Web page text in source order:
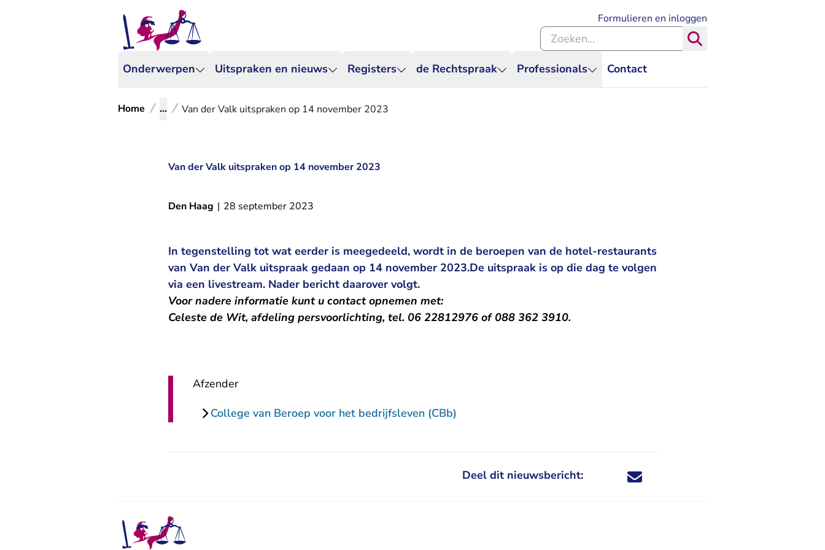
Onderwerpen Uitspraken en nieuws Registers de Rechtspraak Professionals Contact
Formulieren en inloggen
Zoeken binnen de Rechtspraak
Home ... Van der Valk uitspraken op 14 november 2023
Van der Valk uitspraken op 14 november 2023
Den Haag | 28 september 2023
In tegenstelling tot wat eerder is meegedeeld, wordt in de beroepen van de hotel-restaurants
van Van der Valk uitspraak gedaan op 14 november 2023.De uitspraak is op die dag te volgen
via een livestream. Nader bericht daarover volgt.
Voor nadere informatie kunt u contact opnemen met:
Celeste de Wit, afdeling persvoorlichting, tel. 06 22812976 of 088 362 3910.
Afzender
College van Beroep voor het bedrijfsleven (CBb)
Deel dit nieuwsbericht: Deel dit nieuwsbericht via X - U verlaat
Deel dit nieuwsbericht via Facebook - U
Deel dit nieuwsbericht via e-mail
Deel dit nieuwsbericht via LinkedIn - U